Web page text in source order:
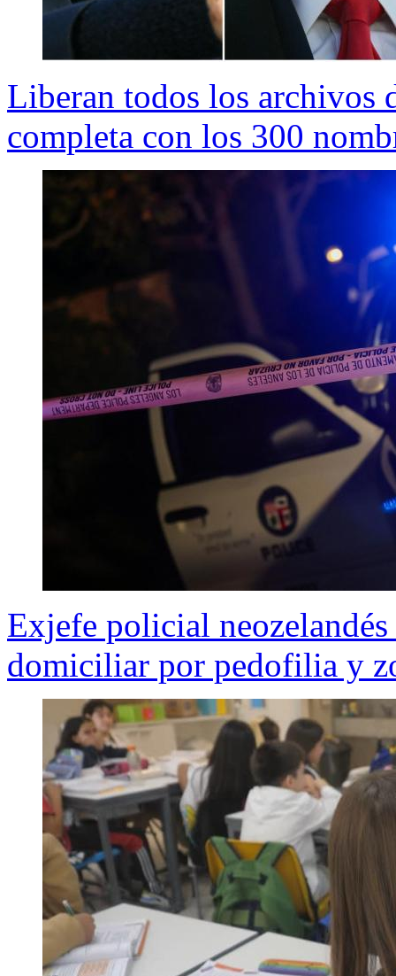
Liberan todos los archivos
completa con los 300
Exjefe policial
domiciliar por pedofilia y